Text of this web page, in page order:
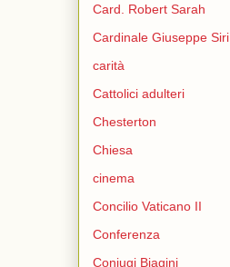
Card. Robert Sarah
Cardinale Giuseppe Siri
carità
Cattolici adulteri
Chesterton
Chiesa
cinema
Concilio Vaticano II
Conferenza
Coniugi Biagini